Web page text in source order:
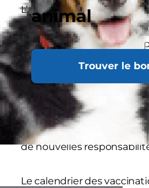
animal
Trouver le
L’adoption d’un chaton
ensemble de
son arrivée chez vous,
litière et la présentation
pour n’en citer que
étapes importantes se
vétérinaire. Des
fait d’accueillir un nouvel
de nouvelles
Le calendrier des